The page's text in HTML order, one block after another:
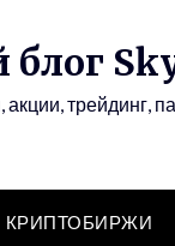
трейдинг,
КРИПТОБИРЖИ